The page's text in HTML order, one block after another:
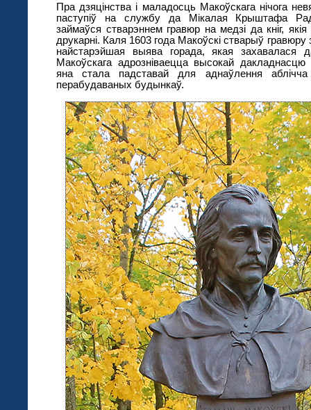
Пра дзяцінства і маладосць Макоўскага нічога
паступіў на службу да Мікалая Крыштафа
займаўся стварэннем гравюр на медзі да кніг,
друкарні. Каля 1603 года Макоўскі стварыў
найстарэйшая выява горада, якая
Макоўскага адрозніваецца высокай
яна стала падставай для аднаўлення
перабудаваных будынкаў.